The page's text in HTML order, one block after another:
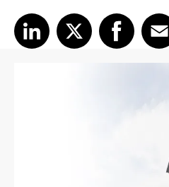
Share article on LinkedIn
LinkedIn
Share article on XShare article onFacebook
Share